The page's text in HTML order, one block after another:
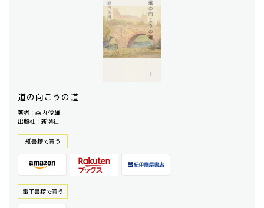
道の向こうの道
著者：森内 俊雄
出版社：新潮社
紙書籍で買う
電⼦書籍で買う